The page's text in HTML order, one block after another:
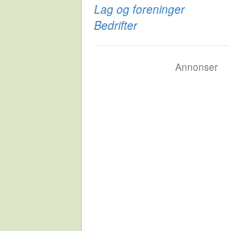
Lag og foreninger
Bedrifter
Annonser